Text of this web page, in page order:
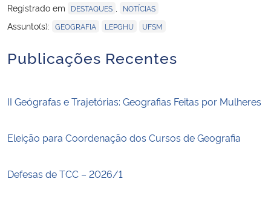
Registrado em
DESTAQUES NOTÍCIAS
Assunto(s): GEOGRAFIA LEPGHU UFSM
Publicações Recentes
II Geógrafas e Trajetórias: Geografias Feitas por Mulheres
Eleição para Coordenação dos Cursos de Geografia
Defesas de TCC – 2026/1